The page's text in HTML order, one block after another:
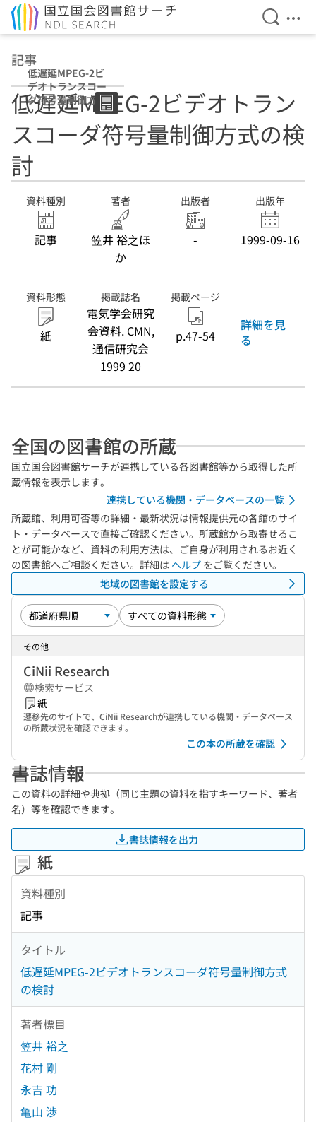
検索を
メ
記事
低遅延MPEG-2ビ
デオトランスコー
ダ符号量制御方式
の検討
低遅延MPEG-2ビデオトラン
スコーダ符号量制御方式の検
討
資料種別
記事
著者
笠井 裕之ほ
か
出版者
-
出版年
1999-09-16
資料形態
紙
掲載誌名
電気学会研究
会資料. CMN,
通信研究会
1999 20
掲載ページ
p.47-54
詳細を見
る
全国の図書館の所蔵
国立国会図書館サーチが連携している各図書館等から取得した所
蔵情報を表示します。
連携している機関・データベースの一覧
所蔵館、利用可否等の詳細・最新状況は情報提供元の各館のサイ
ト・データベースで直接ご確認ください。所蔵館から取寄せるこ
とが可能かなど、資料の利用方法は、ご自身が利用されるお近く
の図書館へご相談ください。詳細は ヘルプ をご覧ください。
地域の図書館を設定する
その他
CiNii Research
検索サービス
紙
遷移先のサイトで、CiNii Researchが連携している機関・データベース
の所蔵状況を確認できます。
この本の所蔵を確認
書誌情報
この資料の詳細や典拠（同じ主題の資料を指すキーワード、著者
名）等を確認できます。
書誌情報を出力
紙
資料種別
記事
タイトル
低遅延MPEG-2ビデオトランスコーダ符号量制御方式
の検討
著者標目
笠井 裕之
花村 剛
永吉 功
亀山 渉